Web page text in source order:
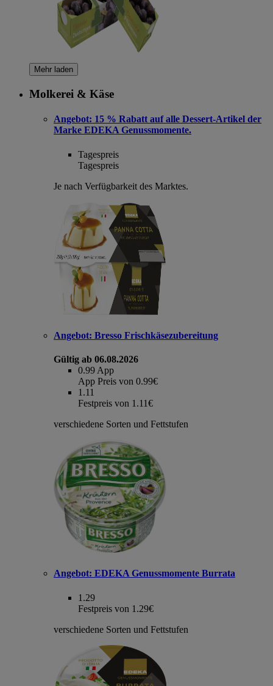
Mehr laden
Molkerei & Käse
Angebot: 15 % Rabatt auf alle Dessert-Artikel der
Marke EDEKA Genussmomente.
Tagespreis
Tagespreis
Je nach Verfügbarkeit des Marktes.
Angebot: Bresso Frischkäsezubereitung
Gültig ab 06.08.2026
0.99 App
App Preis von 0.99€
1.11
Festpreis von 1.11€
verschiedene Sorten und Fettstufen
Angebot: EDEKA Genussmomente Burrata
1.29
Festpreis von 1.29€
verschiedene Sorten und Fettstufen